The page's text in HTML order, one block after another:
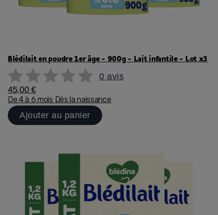
Blédilait en poudre 1er âge - 900g - Lait infantile - Lot x3
0 avis
45,00 €
De 4 à 6 mois Dès la naissance
Ajouter au panier